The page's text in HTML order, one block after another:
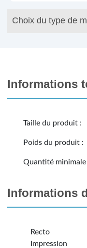
Choix du type de
Informations
Taille du produit :
Poids du produit :
Quantité minimale
Informations
Recto
Impression